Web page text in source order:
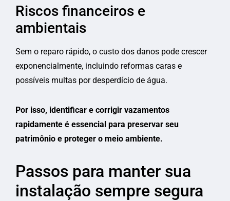
Riscos financeiros e
ambientais
Sem o reparo rápido, o custo dos danos pode crescer
exponencialmente, incluindo reformas caras e
possíveis multas por desperdício de água.
Por isso, identificar e corrigir vazamentos
rapidamente é essencial para preservar seu
patrimônio e proteger o meio ambiente.
Passos para manter sua
instalação sempre segura